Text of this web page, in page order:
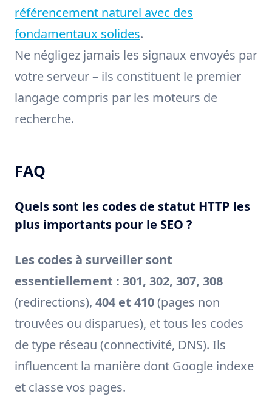
référencement naturel avec des
fondamentaux solides.
Ne négligez jamais les signaux envoyés par
votre serveur – ils constituent le premier
langage compris par les moteurs de
recherche.
FAQ
Quels sont les codes de statut HTTP les
plus importants pour le SEO ?
Les codes à surveiller sont
essentiellement : 301, 302, 307, 308
(redirections), 404 et 410(pages non
trouvées ou disparues), et tous les codes
de type réseau (connectivité, DNS). Ils
influencent la manière dont Google indexe
et classe vos pages.